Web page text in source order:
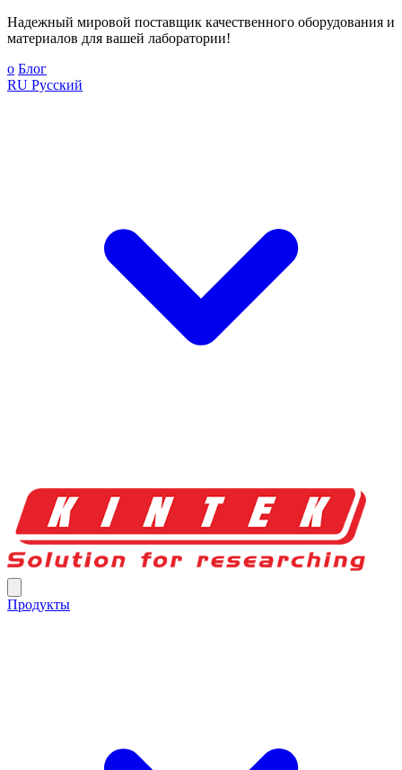
Надежный мировой поставщик качественного оборудования и
материалов для вашей лаборатории!
о Блог
RU Русский
Продукты